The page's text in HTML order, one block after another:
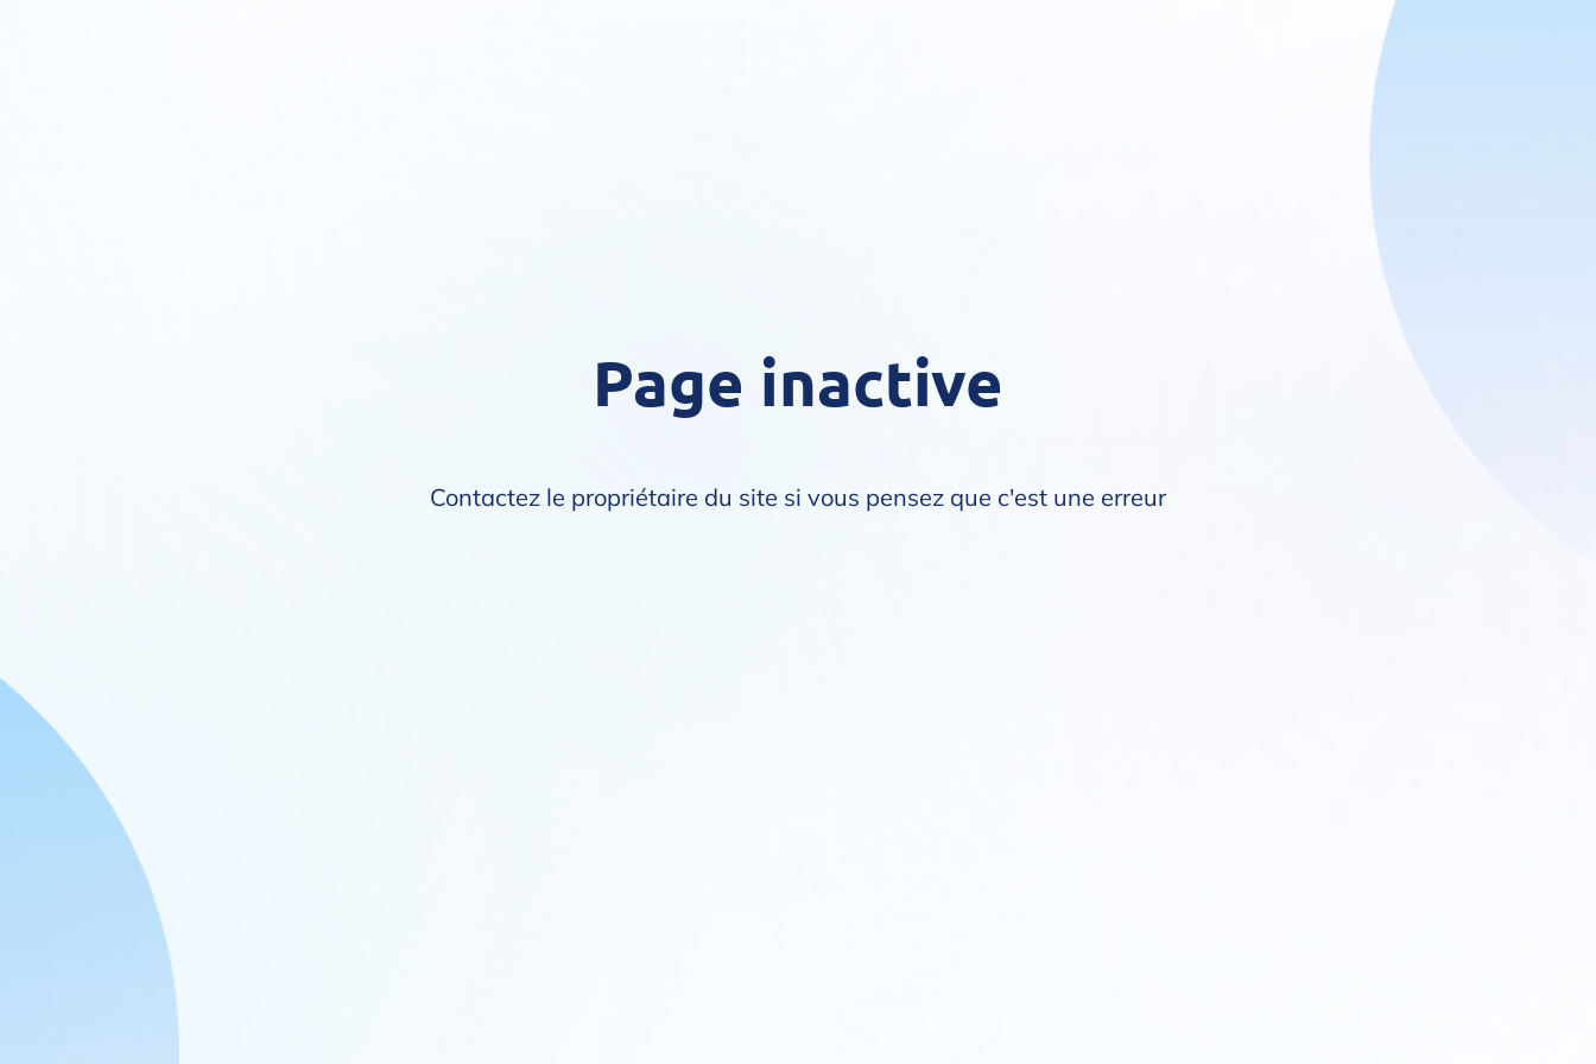
Page inactive
Contactez le propriétaire du site si vous pensez que c'est une erreur